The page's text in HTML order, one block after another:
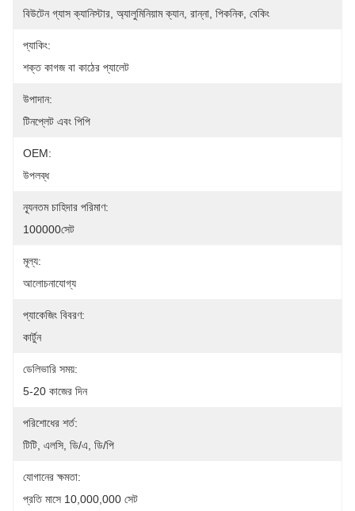
বিউটেন গ্যাস ক্যানিস্টার, অ্যালুমিনিয়াম ক্যান, রান্না, পিকনিক, বেকিং
প্যাকিং:
শক্ত কাগজ বা কাঠের প্যালেট
উপাদান:
টিনপ্লেট এবং পিপি
OEM:
উপলব্ধ
ন্যূনতম চাহিদার পরিমাণ:
100000সেট
মূল্য:
আলোচনাযোগ্য
প্যাকেজিং বিবরণ:
কার্টুন
ডেলিভারি সময়:
5-20 কাজের দিন
পরিশোধের শর্ত:
টিটি, এলসি, ডি/এ, ডি/পি
যোগানের ক্ষমতা:
প্রতি মাসে 10,000,000 সেট